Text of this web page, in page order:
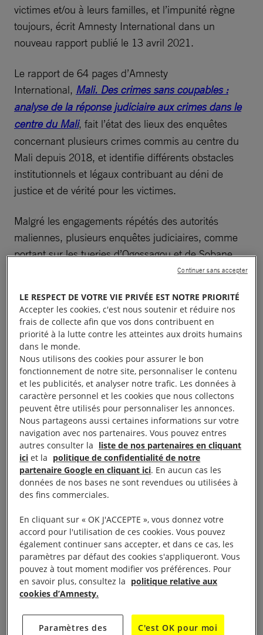
victimes et/ou à leurs familles, et l’impunité règne
toujours, écrit Amnesty International dans un
nouveau rapport publié le 13 avril 2021.
Le rapport de 64 pages d’Amnesty
International, Mali. Des crimes sans coupables :
analyse de la réponse judiciaire aux crimes dans le
centre du Mali, fait l’état des lieux des enquêtes
concernant plusieurs crimes commis au centre du
Mali depuis 2018, et identifie différents obstacles
institutionnels et légaux contribuant au déni de
justice et de vérité pour les victimes.
Malgré les engagements répétés des autorités
maliennes, plusieurs enquêtes judiciaires, comme
portant sur les tueries d’Ogossagou et de Sobane
Da, ont peu avancé ou sont au point mort, alors que
craignant des représailles en l’absence de mesures
de protection.
« La lutte contre l’impunité est primordiale pour
répondre au droit des victimes et de leurs familles à
la justice et contribuer à la non-répétition des crimes
contre les civils. Les autorités maliennes doivent
concrétiser leurs engagements en plaçant la justice
au centre de leurs actions », a déclaré Samira
Daoud, directrice du bureau régional d’Amnesty
International pour l’Afrique de l’Ouest et du Centre.
Si les enquêtes judiciaires sont difficiles en raison
ce rapport montre que des réformes législatives et
institutionnelles, des moyens techniques et
financiers supplémentaires pour le système
judiciaire et une volonté politique plus ferme sont
nécessaires pour permettre des avancées
significatives en matière d’enquête et de poursuites
des crimes de droit international, dans le respect
LE RESPECT DE VOTRE VIE PRIVÉE EST NOTRE PRIORITÉ
Accepter les cookies, c'est nous soutenir et réduire nos
frais de collecte afin que vos dons contribuent en
priorité à la lutte contre les atteintes aux droits humains
dans le monde.
Nous utilisons des cookies pour assurer le bon
fonctionnement de notre site, personnaliser le contenu
et les publicités, et analyser notre trafic. Les données à
caractère personnel et les cookies que nous collectons
peuvent être utilisés pour personnaliser les annonces.
Nous partageons aussi certaines informations sur votre
navigation avec nos partenaires. Vous pouvez entres
autres consulter la liste de nos partenaires en cliquant
ici et la politique de confidentialité de notre
partenaire Google en cliquant ici. En aucun cas les
données de nos bases ne sont revendues ou utilisées à
des fins commerciales.
En cliquant sur « OK J'ACCEPTE », vous donnez votre
accord pour l'utilisation de ces cookies. Vous pouvez
également continuer sans accepter, et dans ce cas, les
paramètres par défaut des cookies s'appliqueront. Vous
pouvez à tout moment modifier vos préférences. Pour
en savoir plus, consultez la politique relative aux
cookies d’Amnesty.
Paramètres des
C'est OK pour moi
Continuer sans accepter